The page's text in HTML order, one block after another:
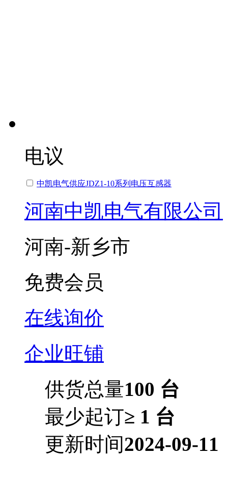
电议
中凯电气供应JDZ1-10系列电压互感器
河南中凯电气有限公司
河南-新乡市
免费会员
在线询价
企业旺铺
供货总量100 台
最少起订≥ 1 台
更新时间2024-09-11